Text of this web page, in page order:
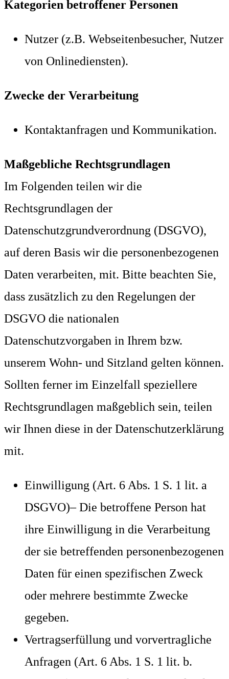
Kategorien betroffener Personen
Nutzer (z.B. Webseitenbesucher, Nutzer
von Onlinediensten).
Zwecke der Verarbeitung
Kontaktanfragen und Kommunikation.
Maßgebliche Rechtsgrundlagen
Im Folgenden teilen wir die
Rechtsgrundlagen der
Datenschutzgrundverordnung (DSGVO),
auf deren Basis wir die personenbezogenen
Daten verarbeiten, mit. Bitte beachten Sie,
dass zusätzlich zu den Regelungen der
DSGVO die nationalen
Datenschutzvorgaben in Ihrem bzw.
unserem Wohn- und Sitzland gelten können.
Sollten ferner im Einzelfall speziellere
Rechtsgrundlagen maßgeblich sein, teilen
wir Ihnen diese in der Datenschutzerklärung
mit.
Einwilligung (Art. 6 Abs. 1 S. 1 lit. a
DSGVO)– Die betroffene Person hat
ihre Einwilligung in die Verarbeitung
der sie betreffenden personenbezogenen
Daten für einen spezifischen Zweck
oder mehrere bestimmte Zwecke
gegeben.
Vertragserfüllung und vorvertragliche
Anfragen (Art. 6 Abs. 1 S. 1 lit. b.